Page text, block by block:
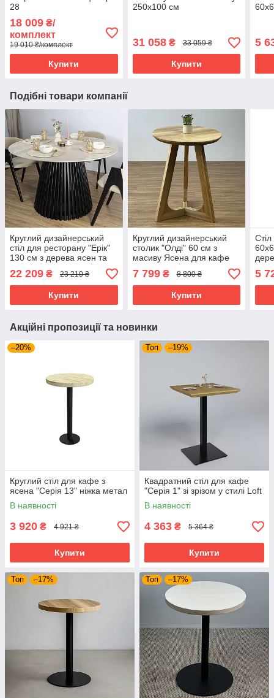
28
18 009 ₴/
комплект
19 010 ₴/комплект
Купити
250х100 см
31 058₴ 33 059 ₴
Купити
5
Подібні товари компанії
Круглий дизайнерський
стіл для ресторану "Ерік"
130 см з дерева ясен та
22 209 ₴ 23 210 ₴
Купити
Круглий дизайнерський
столик "Олді" 60 см з
масиву Ясена для кафе
7 799₴ 8 800 ₴
Купити
5
Акційні пропозиції та новинки
–20%
Круглий стіл для кафе з
ясена "Серія 13" ніжка метал
В наявності
3 920 ₴ 4 921 ₴
Купити
Топ –19%
Квадратний стіл для кафе
"Серія 1" зі зрізом у стилі Loft
В наявності
4 363 ₴ 5 364 ₴
Купити
Топ –17% Топ –17%